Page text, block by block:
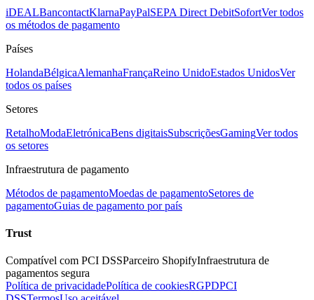
iDEALBancontactKlarnaPayPalSEPA Direct DebitSofortVer todos
os métodos de pagamento
Países
HolandaBélgicaAlemanhaFrançaReino UnidoEstados UnidosVer
todos os países
Setores
RetalhoModaEletrónicaBens digitaisSubscriçõesGamingVer todos
os setores
Infraestrutura de pagamento
Métodos de pagamentoMoedas de pagamentoSetores de
pagamentoGuias de pagamento por país
Trust
Compatível com PCI DSSParceiro ShopifyInfraestrutura de
pagamentos segura
Política de privacidadePolítica de cookiesRGPDPCI